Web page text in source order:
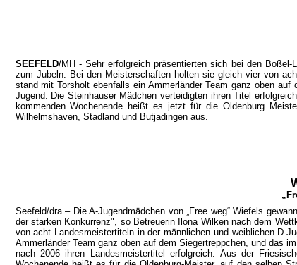
SEEFELD/MH - Sehr erfolgreich präsentierten sich bei den Boßel-
zum Jubeln. Bei den Meisterschaften holten sie gleich vier von
stand mit Torsholt ebenfalls ein Ammerländer Team ganz oben
Jugend. Die Steinhauser Mädchen verteidigten ihren Titel
kommenden Wochenende heißt es jetzt für die Oldenburg
Wilhelmshaven, Stadland und Butjadingen aus.
Seefeld/dra – Die A-Jugendmädchen von „Free weg“ Wiefels
der starken Konkurrenz", so Betreuerin Ilona Wilken nach dem
von acht Landesmeistertiteln in der männlichen und weiblichen D-
Ammerländer Team ganz oben auf dem Siegertreppchen, und das
nach 2006 ihren Landesmeistertitel erfolgreich. Aus der